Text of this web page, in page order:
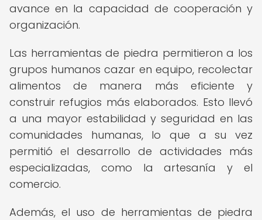
avance en la capacidad de cooperación y
organización.
Las herramientas de piedra permitieron a los
grupos humanos cazar en equipo, recolectar
alimentos de manera más eficiente y
construir refugios más elaborados. Esto llevó
a una mayor estabilidad y seguridad en las
comunidades humanas, lo que a su vez
permitió el desarrollo de actividades más
especializadas, como la artesanía y el
comercio.
Además, el uso de herramientas de piedra